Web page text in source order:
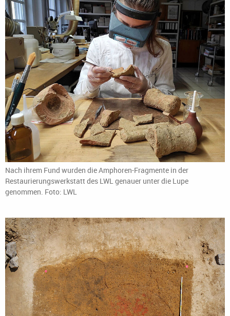
Nach ihrem Fund wurden die Amphoren-Fragmente in der
Restaurierungswerkstatt des LWL genauer unter die Lupe
genommen. Foto: LWL